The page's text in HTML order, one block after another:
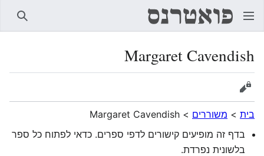
Margaret Cavendish
הצגת מקור
בית > משוררים >
Margaret Cavendish
בדף זה מופיעים קישורים לדפי ספרים. כדאי לפתוח כל ספר
בלשונית נפרדת.